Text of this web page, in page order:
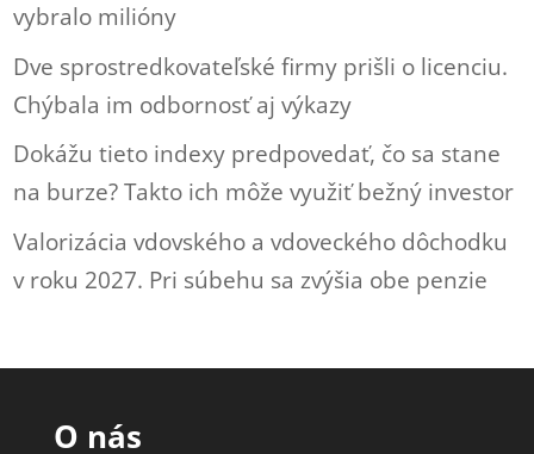
vybralo milióny
Dve sprostredkovateľské firmy prišli o licenciu.
Chýbala im odbornosť aj výkazy
Dokážu tieto indexy predpovedať, čo sa stane
na burze? Takto ich môže využiť bežný investor
Valorizácia vdovského a vdoveckého dôchodku
v roku 2027. Pri súbehu sa zvýšia obe penzie
O nás